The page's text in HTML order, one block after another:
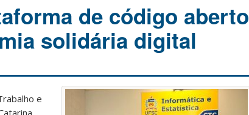
de código aberto
solidária digital
e